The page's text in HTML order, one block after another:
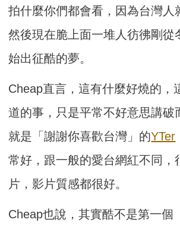
拍什麼你們都會看，因為台灣人
然後現在脆上面一堆人彷彿剛從
始出征酷的夢。
Cheap直言，這有什麼好燒的，
道的事，只是平常不好意思講破
就是「謝謝你喜歡台灣」的YTer
常好，跟一般的愛台網紅不同，
片，影片質感都很好。
Cheap也說，其實酷不是第一個